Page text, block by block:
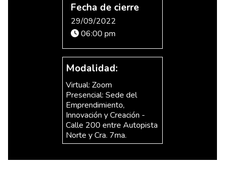
Fecha de cierre
29/09/2022
06:00 pm
Modalidad:
Virtual: Zoom
Presencial: Sede del
Emprendimiento,
Innovación y Creación -
Calle 200 entre Autopista
Norte y Cra. 7ma.